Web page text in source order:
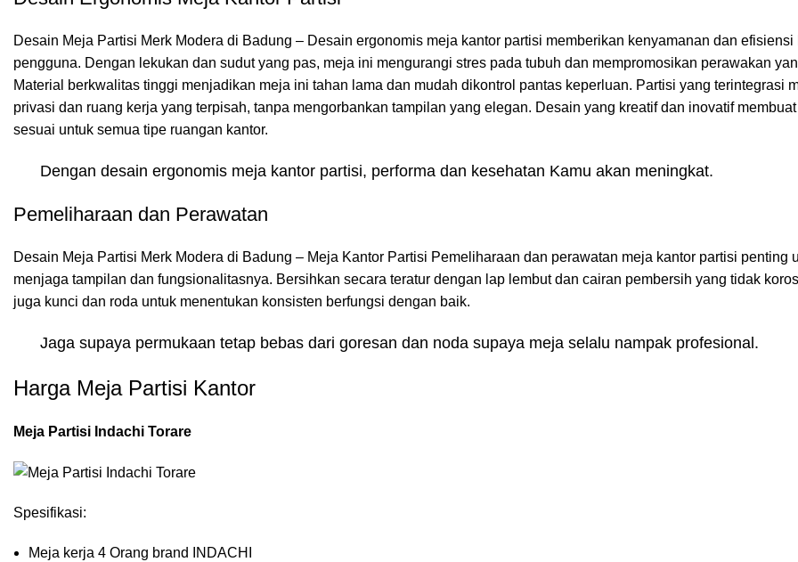
Desain Meja Partisi Merk Modera di Badung – Desain ergonomis meja kantor partisi memberikan kenyamanan dan efisiensi
pengguna. Dengan lekukan dan sudut yang pas, meja ini mengurangi stres pada tubuh dan mempromosikan perawakan
Material berkwalitas tinggi menjadikan meja ini tahan lama dan mudah dikontrol pantas keperluan. Partisi yang terintegrasi
privasi dan ruang kerja yang terpisah, tanpa mengorbankan tampilan yang elegan. Desain yang kreatif dan inovatif
sesuai untuk semua tipe ruangan kantor.
Dengan desain ergonomis meja kantor partisi, performa dan kesehatan Kamu akan meningkat.
Pemeliharaan dan Perawatan
Desain Meja Partisi Merk Modera di Badung – Meja Kantor Partisi Pemeliharaan dan perawatan meja kantor partisi penting
menjaga tampilan dan fungsionalitasnya. Bersihkan secara teratur dengan lap lembut dan cairan pembersih yang tidak
juga kunci dan roda untuk menentukan konsisten berfungsi dengan baik.
Jaga supaya permukaan tetap bebas dari goresan dan noda supaya meja selalu nampak profesional.
Harga Meja Partisi Kantor
Meja Partisi Indachi Torare
Spesifikasi:
Meja kerja 4 Orang brand INDACHI